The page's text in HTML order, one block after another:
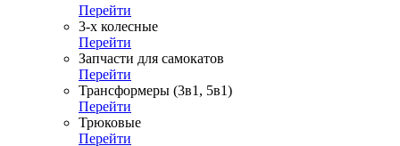
Перейти
3-х колесные
Перейти
Запчасти для самокатов
Перейти
Трансформеры (3в1, 5в1)
Перейти
Трюковые
Перейти